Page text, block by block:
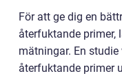
För att ge dig en
återfuktande
mätningar. En
återfuktande primer